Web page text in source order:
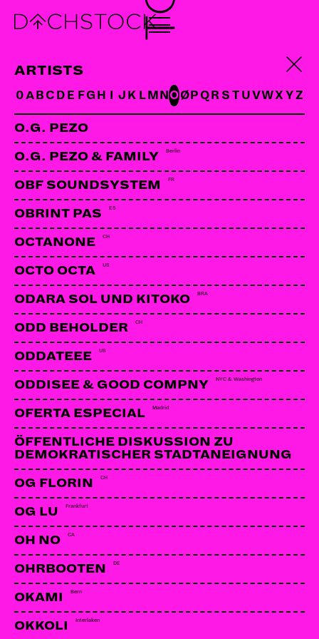
DJ SHOW
ARTISTS
0A B C D E FG H J K L M N OØ P Q R S T UVWX YZ
O.G. PEZO
O.G. PEZO & FAMILY Berlin
OBF SOUNDSYSTEM FR
OBRINT PAS ES
OCTANONE CH
OCTO OCTA US
ODARA SOL UND KITOKO BRA
ODD BEHOLDER CH
ODDATEEE US
ODDISEE & GOOD COMPNY NYC & Washington
OFERTA ESPECIAL Madrid
ÖFFENTLICHE DISKUSSION ZU
DEMOKRATISCHER STADTANEIGNUNG
OG FLORIN CH
OG LU Frankfurt
OH NO CA
OHRBOOTEN DE
OKAMI Bern
OKKOLI Interlaken